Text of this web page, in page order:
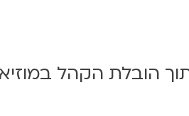
הובלת הקהל